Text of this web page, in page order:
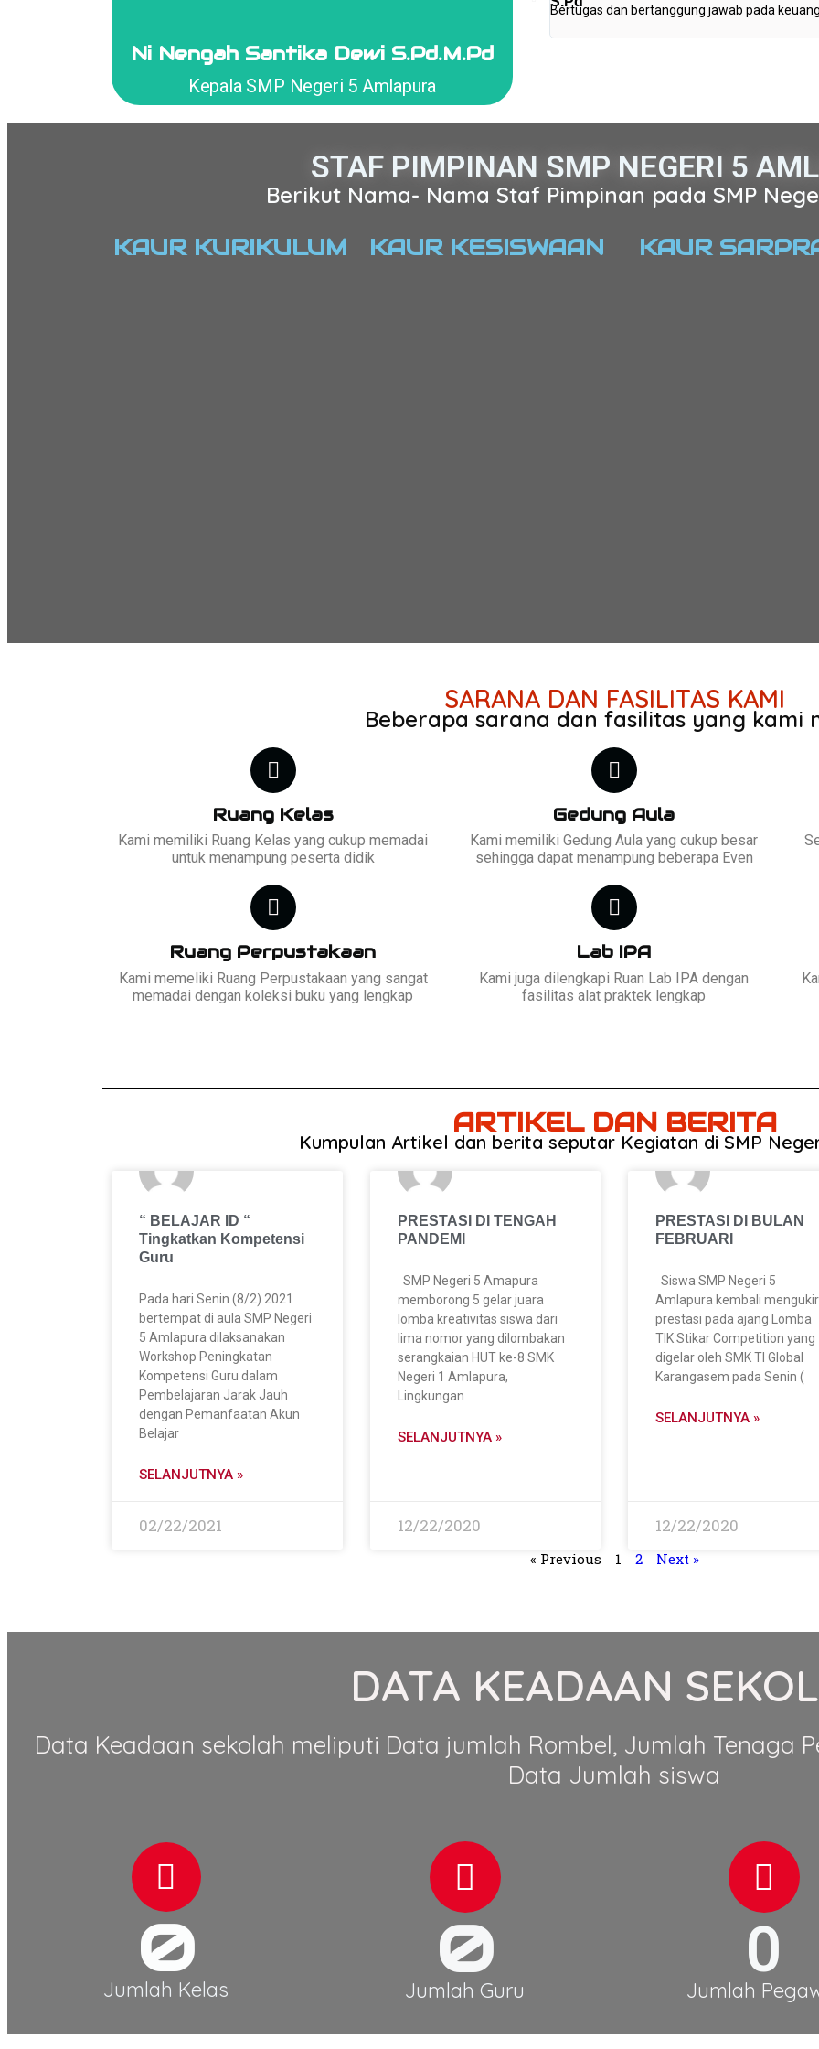
Ni Nengah Santika Dewi S.Pd.M.Pd
Kepala SMP Negeri 5 Amlapura
Klik Disini
Bertugas dan bertanggung jawab pada
STAF PIMPINAN SMP NEGERI 5
Berikut Nama- Nama Staf Pimpinan pada SMP
KAUR KURIKULUM KAUR KESISWAAN KAUR
SARANA DAN FASILITAS KAMI
Beberapa sarana dan fasilitas yang kami
Ruang Kelas
Kami memiliki Ruang Kelas yang cukup memadai
untuk menampung peserta didik
Ruang Perpustakaan
Kami memeliki Ruang Perpustakaan yang sangat
memadai dengan koleksi buku yang lengkap
Gedung Aula
Kami memiliki Gedung Aula yang cukup besar
sehingga dapat menampung beberapa Even
Lab IPA
Kami juga dilengkapi Ruan Lab IPA dengan
fasilitas alat praktek lengkap
ARTIKEL DAN BERITA
Kumpulan Artikel dan berita seputar Kegiatan di SMP
“ BELAJAR ID “
Tingkatkan Kompetensi
Guru
Pada hari Senin (8/2) 2021
bertempat di aula SMP Negeri
5 Amlapura dilaksanakan
Workshop Peningkatan
Kompetensi Guru dalam
Pembelajaran Jarak Jauh
dengan Pemanfaatan Akun
Belajar
SELANJUTNYA »
02/22/2021
PRESTASI DI TENGAH
PANDEMI
SMP Negeri 5 Amapura
memborong 5 gelar juara
lomba kreativitas siswa dari
lima nomor yang dilombakan
serangkaian HUT ke-8 SMK
Negeri 1 Amlapura,
Lingkungan
SELANJUTNYA »
12/22/2020
PRESTASI DI BULAN
FEBRUARI
Siswa SMP Negeri 5
Amlapura kembali mengukir
prestasi pada ajang Lomba
TIK Stikar Competition yang
digelar oleh SMK TI Global
Karangasem pada Senin (
SELANJUTNYA »
12/22/2020
« Previous 1 2 Next »
DATA KEADAAN
Data Keadaan sekolah meliputi Data jumlah Rombel, Jumlah Tenaga
Data Jumlah siswa
0
Jumlah Kelas 0
Jumlah Guru
0
Jumlah